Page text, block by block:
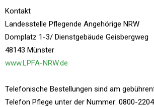
Kontakt
Landesstelle Pflegende Angehörige NRW
Domplatz 1-3/ Dienstgebäude Geisbergweg
48143 Münster
www.LPFA-NRW.de
Telefonische Bestellungen sind am
Telefon Pflege unter der Nummer: 0800-